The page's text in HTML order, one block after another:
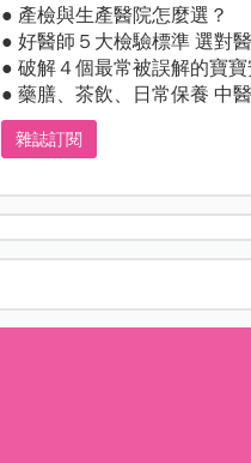
● 產檢與生產醫院怎麼選？
● 好醫師５大檢驗標準 選對
● 破解４個最常被誤解的寶
● 藥膳、茶飲、日常保養 中
雜誌訂閱